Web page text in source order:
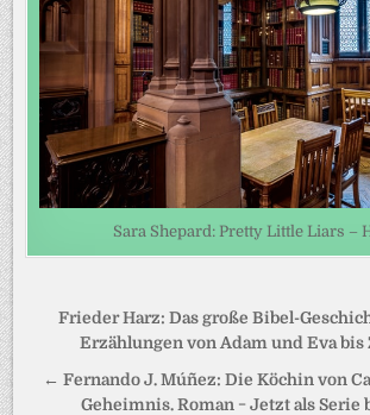
Sara Shepard: Pretty Little Liars –
Beitragsnavigation
Frieder Harz: Das große Bibel-
Erzählungen von Adam und Eva bis
← Fernando J. Múñez: Die Köchin von
Geheimnis. Roman − Jetzt als Serie